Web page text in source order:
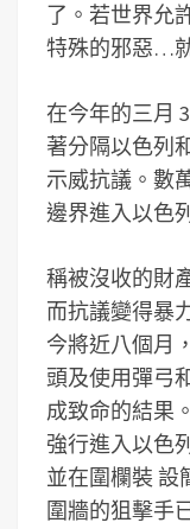
了。若世界允
特殊的邪惡…
在今年的三月
著分隔以色列
示威抗議。數
邊界進入以色
稱被沒收的財
而抗議變得暴
今將近八個月
頭及使用彈弓
成致命的結果
強行進入以色
並在圍欄裝 設
圍牆的狙擊手